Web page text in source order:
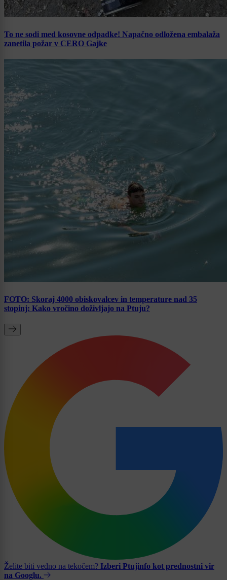
To ne sodi med kosovne odpadke! Napačno odložena embalaža
zanetila požar v CERO Gajke
FOTO: Skoraj 4000 obiskovalcev in temperature nad 35
stopinj: Kako vročino doživljajo na Ptuju?
Želite biti vedno na tekočem? Izberi Ptujinfo kot prednostni vir
na Googlu.